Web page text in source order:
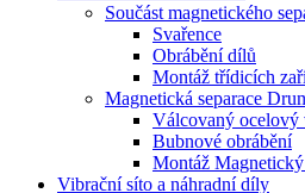
Součást magnetického
Svařence
Obrábění dílů
Montáž třídicích
Magnetická separace
Válcovaný ocelový
Bubnové obrábění
Montáž
Vibrační síto a náhradní díly